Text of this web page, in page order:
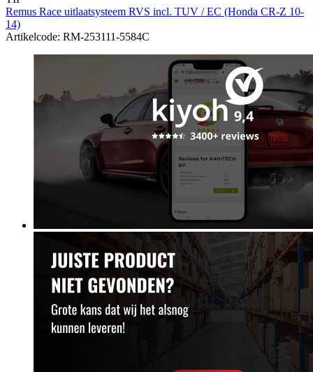
Remus Race uitlaatsysteem RVS incl. TUV / EC (Honda CR-Z 10-
14)
Artikelcode: RM-253111-5584C